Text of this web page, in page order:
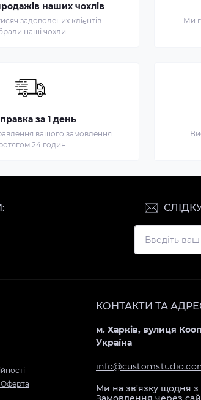
наших чохлів
задоволених клієнтів
наші чохли.
Ми
за 1 день
вашого замовлення
24 годин.
КОНТАКТИ ТА
м. Харків, вулиця
Україна
Ми на зв'язку щодня з